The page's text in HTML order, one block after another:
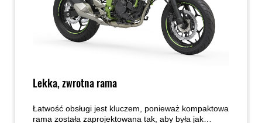
Lekka, zwrotna rama
Łatwość obsługi jest kluczem, ponieważ kompaktowa
rama została zaprojektowana tak, aby była jak